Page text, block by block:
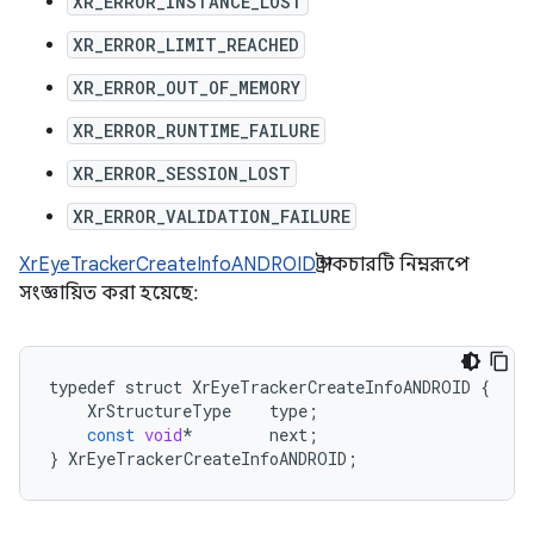
XR_ERROR_LIMIT_REACHED
XR_ERROR_OUT_OF_MEMORY
XR_ERROR_RUNTIME_FAILURE
XR_ERROR_SESSION_LOST
XR_ERROR_VALIDATION_FAILURE
XrEyeTrackerCreateInfoANDROIDস্ট্রাকচারটি নিম্নরূপে
সংজ্ঞায়িত করা হয়েছে:
typedef struct XrEyeTrackerCreateInfoANDROID {
XrStructureType
type ;
const void* next ;
} XrEyeTrackerCreateInfoANDROID ;